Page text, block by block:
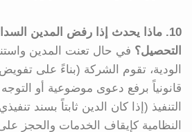
10. ماذا يحدث إذا رفض المدين
التحصيل؟ في حال تعنت المدين
الودية، تقوم الشركة (بناءً على
قانونياً برفع دعوى موضوعية أو
التنفيذ (إذا كان الدين ثابتاً بسند
النظامية كإيقاف الخدمات والحجز